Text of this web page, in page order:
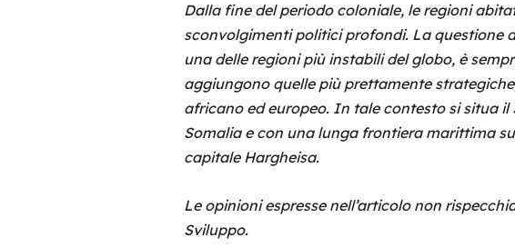
Dalla fine del periodo coloniale, le regioni
sconvolgimenti politici profondi. La questione
una delle regioni più instabili del globo, è
aggiungono quelle più prettamente
africano ed europeo. In tale contesto si situa
Somalia e con una lunga frontiera marittima
capitale Hargheisa.
Le opinioni espresse nell’articolo non
Sviluppo.